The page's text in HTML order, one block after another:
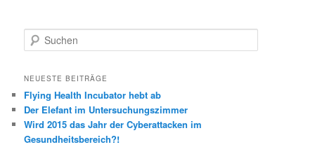
u
h
n
NEUESTE BEITRÄGE
Flying Health Incubator hebt ab
Der Elefant im Untersuchungszimmer
Wird 2015 das Jahr der Cyberattacken im
Gesundheitsbereich?!